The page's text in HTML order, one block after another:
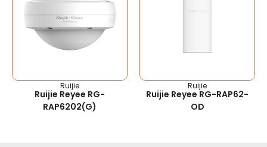
Ruijie
Ruijie Reyee RG-
RAP6202(G)
Ruijie
Ruijie Reyee RG-RAP62-
OD